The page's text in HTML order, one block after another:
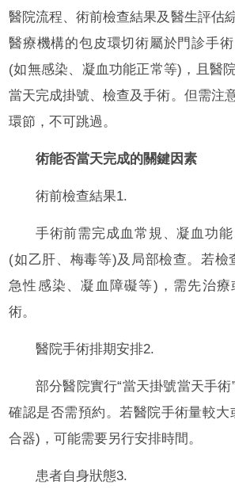
醫院流程、術前檢查結果及醫生評估
醫療機構的包皮環切術屬於門診手
(如無感染、凝血功能正常等)，且醫
當天完成掛號、檢查及手術。但需注
環節，不可跳過。
術能否當天完成的關鍵因素
術前檢查結果1.
手術前需完成血常規、凝血功
(如乙肝、梅毒等)及局部檢查。若檢
急性感染、凝血障礙等)，需先治
術。
醫院手術排期安排2.
部分醫院實行“當天掛號當天手
確認是否需預約。若醫院手術量較大
合器)，可能需要另行安排時間。
患者自身狀態3.